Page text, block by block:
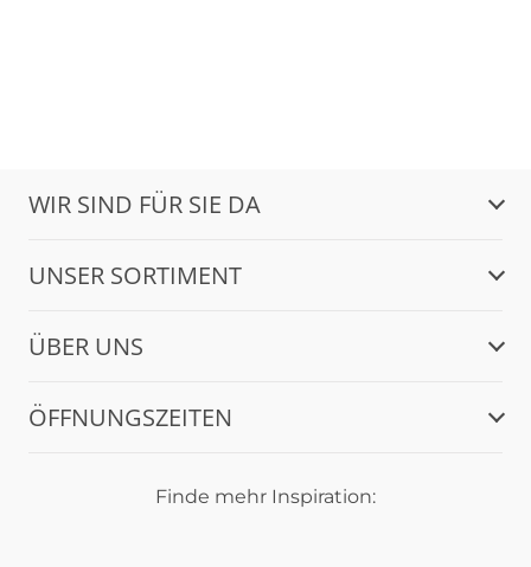
WIR SIND FÜR SIE DA
UNSER SORTIMENT
ÜBER UNS
ÖFFNUNGSZEITEN
Finde mehr Inspiration: